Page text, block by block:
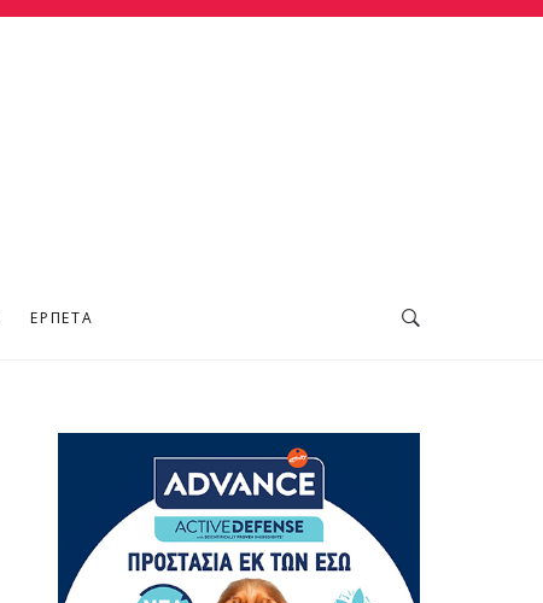
ΕΡΠΕΤΆ